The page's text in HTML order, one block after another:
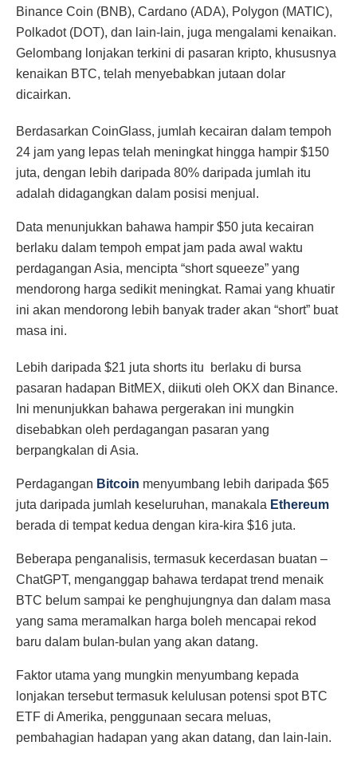
Binance Coin (BNB), Cardano (ADA), Polygon (MATIC),
Polkadot (DOT), dan lain-lain, juga mengalami kenaikan.
Gelombang lonjakan terkini di pasaran kripto, khususnya
kenaikan BTC, telah menyebabkan jutaan dolar
dicairkan.
Berdasarkan CoinGlass, jumlah kecairan dalam tempoh
24 jam yang lepas telah meningkat hingga hampir $150
juta, dengan lebih daripada 80% daripada jumlah itu
adalah didagangkan dalam posisi menjual.
Data menunjukkan bahawa hampir $50 juta kecairan
berlaku dalam tempoh empat jam pada awal waktu
perdagangan Asia, mencipta “short squeeze” yang
mendorong harga sedikit meningkat. Ramai yang khuatir
ini akan mendorong lebih banyak trader akan “short” buat
masa ini.
Lebih daripada $21 juta shorts itu berlaku di bursa
pasaran hadapan BitMEX, diikuti oleh OKX dan Binance.
Ini menunjukkan bahawa pergerakan ini mungkin
disebabkan oleh perdagangan pasaran yang
berpangkalan di Asia.
Perdagangan Bitcoin menyumbang lebih daripada $65
juta daripada jumlah keseluruhan, manakala Ethereum
berada di tempat kedua dengan kira-kira $16 juta.
Beberapa penganalisis, termasuk kecerdasan buatan –
ChatGPT, menganggap bahawa terdapat trend menaik
BTC belum sampai ke penghujungnya dan dalam masa
yang sama meramalkan harga boleh mencapai rekod
baru dalam bulan-bulan yang akan datang.
Faktor utama yang mungkin menyumbang kepada
lonjakan tersebut termasuk kelulusan potensi spot BTC
ETF di Amerika, penggunaan secara meluas,
pembahagian hadapan yang akan datang, dan lain-lain.